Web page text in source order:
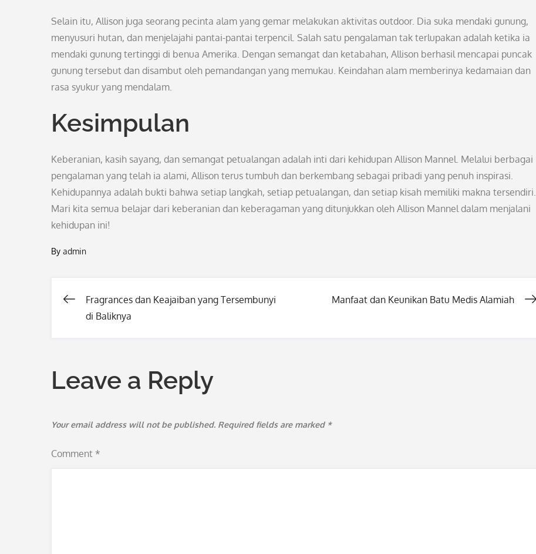
Selain itu, Allison juga seorang pecinta alam yang gemar melakukan aktivitas outdoor. Dia suka mendaki gunung,
menyusuri hutan, dan menjelajahi pantai-pantai terpencil. Salah satu pengalaman tak terlupakan adalah ketika ia
mendaki gunung tertinggi di benua Amerika. Dengan semangat dan ketabahan, Allison berhasil mencapai puncak
gunung tersebut dan disambut oleh pemandangan yang memukau. Keindahan alam memberinya kedamaian dan
rasa syukur yang mendalam.
Kesimpulan
Keberanian, kasih sayang, dan semangat petualangan adalah inti dari kehidupan Allison Mannel. Melalui berbagai
pengalaman yang telah ia alami, Allison terus tumbuh dan berkembang sebagai pribadi yang penuh inspirasi.
Kehidupannya adalah bukti bahwa setiap langkah, setiap petualangan, dan setiap kisah memiliki makna tersendiri.
Mari kita semua belajar dari keberanian dan keberagaman yang ditunjukkan oleh Allison Mannel dalam menjalani
kehidupan ini!
By admin
Post
Fragrances dan Keajaiban yang Tersembunyi
di Baliknya
Manfaat dan Keunikan Batu Medis Alamiah
Leave a Reply
Your email address will not be published. Required fields are marked *
Comment *